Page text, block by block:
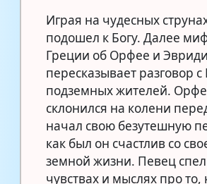
Играя на чудесных
подошел к Богу. Далее
Греции об Орфее и
пересказывает разговор
подземных жителей.
склонился на колени
начал свою безутешную
как был он счастлив со
земной жизни. Певец спел
чувствах и мыслях про то,